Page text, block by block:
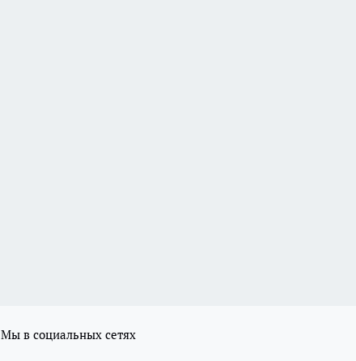
Мы в социальных сетях